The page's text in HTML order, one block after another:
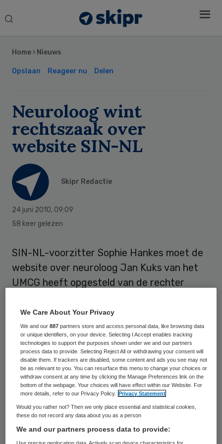
Search
Home › Nieuws
Opslaan Reageer nu Delen
Neuroloog wint
rechtszaak over
website SIN-NL
Skipr Redactie
24 juni 2010, 09:09
58 keer gelezen
SIN-NL-voorzitter Sophie Hankes moet de
website over neuroloog Jan Kuks van het
UMCG heeft opgesteld van de rechter
gelijk van de rechter in Utrecht. Dat meldt
Mednet.
Verwijderen website
De rechter vindt dat hetbelang van Kuks
op bescherming van zijn eer en goede naam
zwaarder weegt dan het belang van
Hankes bij handhaving van jankuks.nl.
Sidebar
We Care About Your Privacy
We and our887 partners store and access personal data, like browsing data
or unique identifiers, on your device. Selecting I Accept enables tracking
technologies to support the purposes shown under we and our partners
process data to provide. Selecting Reject All or withdrawing your consent will
disable them. If trackers are disabled, some content and ads you see may not
be as relevant to you. You can resurface this menu to change your choices or
withdraw consent at any time by clicking the Manage Preferences link on the
bottom of the webpage. Your choices will have effect within our Website. For
more details, refer to our Privacy Policy.
Privacy Statement
Would you rather not? Then we only place essential and statistical cookies,
these do not record any data about you as a person
We and our partners process data to provide: